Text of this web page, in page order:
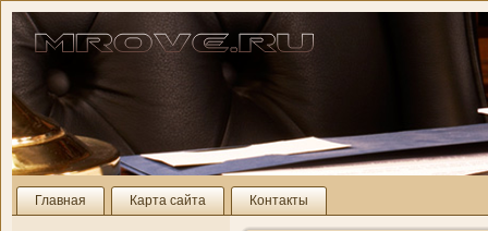
Главная Карта сайта Контакты